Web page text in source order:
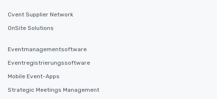
Cvent Supplier Network
OnSite Solutions
Eventmanagementsoftware
Eventregistrierungssoftware
Mobile Event-Apps
Strategic Meetings Management